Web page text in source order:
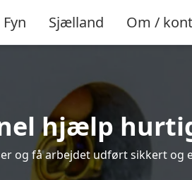
Fyn Sjælland Om /
hjælp
og få arbejdet udført sikkert og